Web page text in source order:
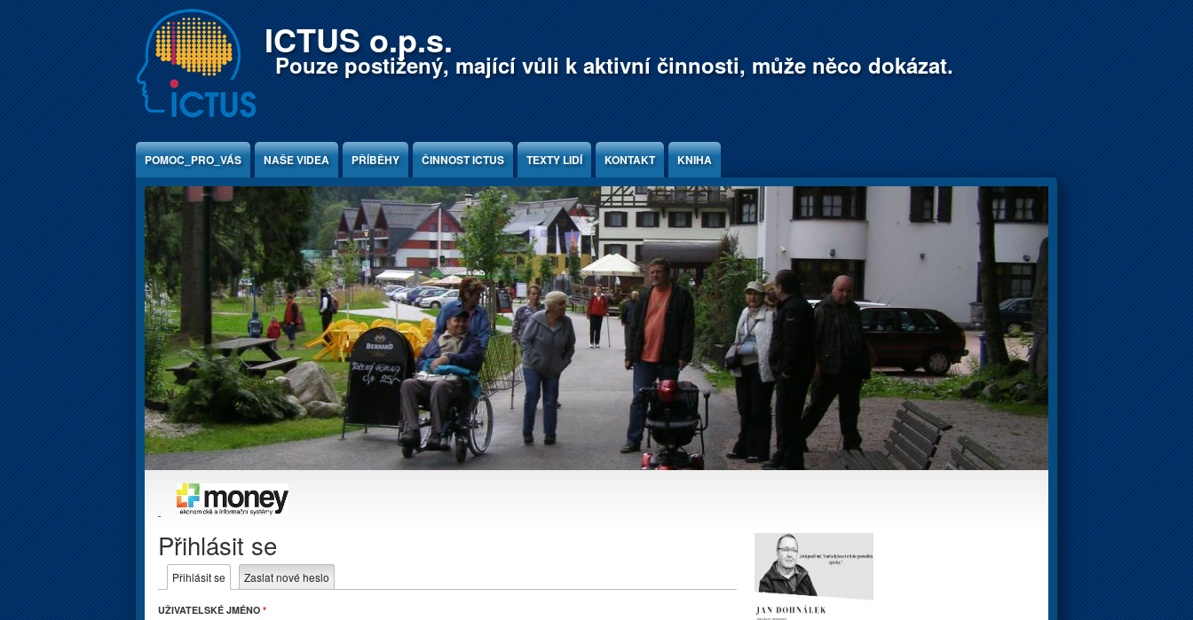
ICTUS o.p.s.
Pouze postižený, mající vůli k aktivní činnosti, může něco dokázat.
POMOC_PRO_VÁS NAŠE VIDEA PŘÍBĚHY ČINNOST ICTUS TEXTY LIDÍ KONTAKT KNIHA
Přihlásit se
Hlavní záložky
Přihlásit se (aktivní záložka)
Zaslat nové heslo
UŽIVATELSKÉ JMÉNO *